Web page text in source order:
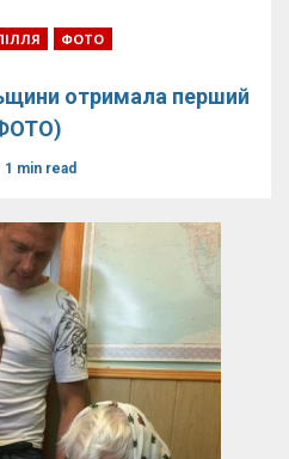
ФОТО
отримала перший
1 min read